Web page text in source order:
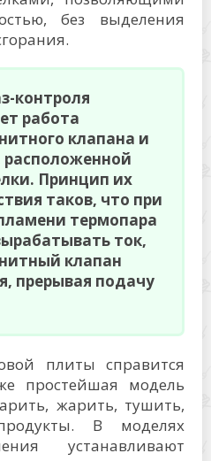
без выделения
контроля
работа
клапана и
Принцип их
таков, что при
термопара
ток,
клапан
прерывая подачу
плиты справится
простейшая модель
жарить, тушить,
В моделях
устанавливают